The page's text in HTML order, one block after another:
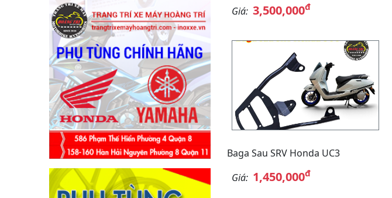
Giá: 3,500,000đ
Baga Sau SRV Honda UC3
Giá: 1,450,000đ